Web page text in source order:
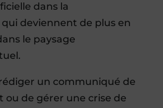
dans la
deviennent de plus en
le paysage
rédiger un communiqué de
ou de gérer une crise de